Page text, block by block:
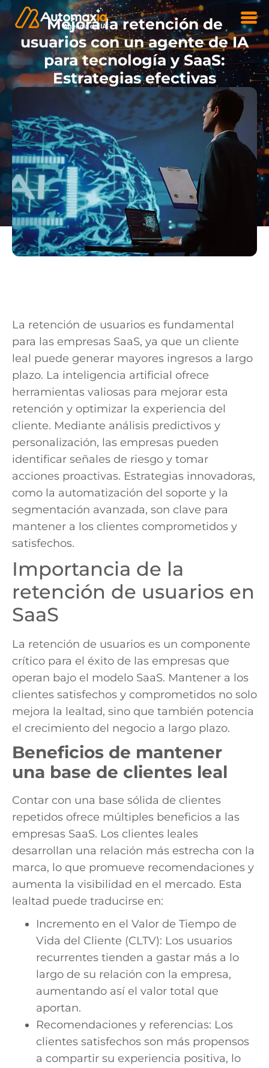
Mejora la retención de
usuarios con un agente de IA
para tecnología y SaaS:
Estrategias efectivas
La retención de usuarios es fundamental
para las empresas SaaS, ya que un cliente
leal puede generar mayores ingresos a largo
plazo. La inteligencia artificial ofrece
herramientas valiosas para mejorar esta
retención y optimizar la experiencia del
cliente. Mediante análisis predictivos y
personalización, las empresas pueden
identificar señales de riesgo y tomar
acciones proactivas. Estrategias innovadoras,
como la automatización del soporte y la
segmentación avanzada, son clave para
mantener a los clientes comprometidos y
satisfechos.
Importancia de la
retención de usuarios en
SaaS
La retención de usuarios es un componente
crítico para el éxito de las empresas que
operan bajo el modelo SaaS. Mantener a los
clientes satisfechos y comprometidos no solo
mejora la lealtad, sino que también potencia
el crecimiento del negocio a largo plazo.
Beneficios de mantener
una base de clientes leal
Contar con una base sólida de clientes
repetidos ofrece múltiples beneficios a las
empresas SaaS. Los clientes leales
desarrollan una relación más estrecha con la
marca, lo que promueve recomendaciones y
aumenta la visibilidad en el mercado. Esta
lealtad puede traducirse en:
Incremento en el Valor de Tiempo de
Vida del Cliente (CLTV): Los usuarios
recurrentes tienden a gastar más a lo
largo de su relación con la empresa,
aumentando así el valor total que
aportan.
Recomendaciones y referencias: Los
clientes satisfechos son más propensos
a compartir su experiencia positiva, lo